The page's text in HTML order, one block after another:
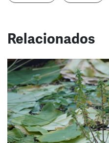
Relacionados